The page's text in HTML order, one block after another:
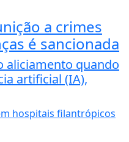
a crimes
é sancionada
aliciamento quando
artificial (IA),